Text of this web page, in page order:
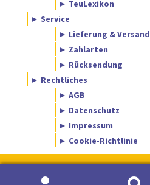
► TeuLexikon
► Service
► Lieferung & Versand
► Zahlarten
► Rücksendung
► Rechtliches
► AGB
► Datenschutz
► Impressum
► Cookie-Richtlinie